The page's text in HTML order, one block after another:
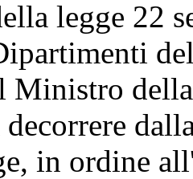
legge 22
Ministro
decorrere
in ordine